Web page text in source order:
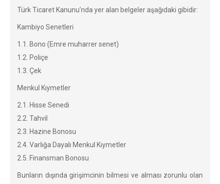
Türk Ticaret Kanunu’nda yer alan belgeler aşağıdaki gibidir:
Kambiyo Senetleri
1.1. Bono (Emre muharrer senet)
1.2. Poliçe
1.3. Çek
Menkul Kıymetler
2.1. Hisse Senedi
2.2. Tahvil
2.3. Hazine Bonosu
2.4. Varlığa Dayalı Menkul Kıymetler
2.5. Finansman Bonosu
Bunların dışında girişimcinin bilmesi ve alması zorunlu olan